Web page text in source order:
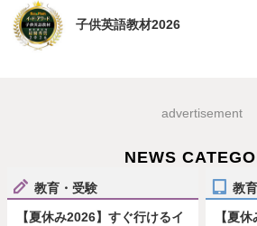
子供英語教材2026
advertisement
NEWS
教育・受験
【夏休み2026】すぐ行けるイ
教
【夏